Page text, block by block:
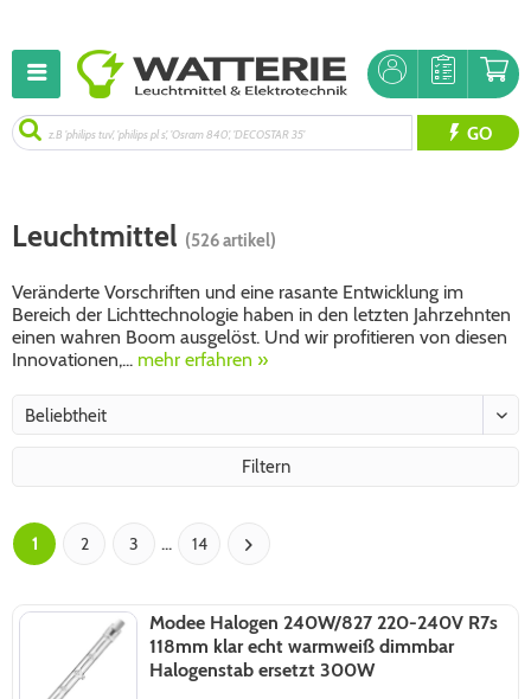
GO
Leuchtmittel (526 artikel)
Veränderte Vorschriften und eine rasante Entwicklung im
Bereich der Lichttechnologie haben in den letzten Jahrzehnten
einen wahren Boom ausgelöst. Und wir profitieren von diesen
Innovationen,... mehr erfahren »
Filtern
1 2 3 ... 14
Modee Halogen 240W/827 220-240V R7s
118mm klar echt warmweiß dimmbar
Halogenstab ersetzt 300W